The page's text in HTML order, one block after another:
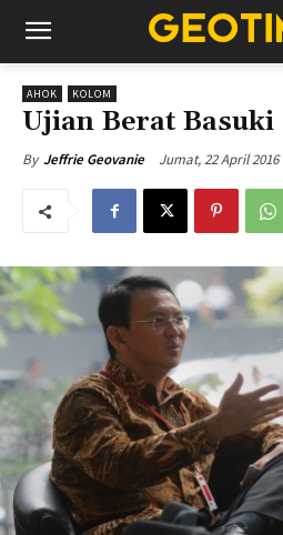
AHOK KOLOM
Ujian Berat Basuki
By Jeffrie Geovanie Jumat, 22 April 2016